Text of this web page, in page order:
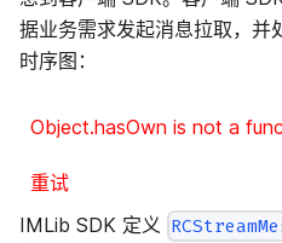
据业务需求发起消息拉取，并
时序图：
Object.hasOwn is not a
重试
IMLib SDK 定义